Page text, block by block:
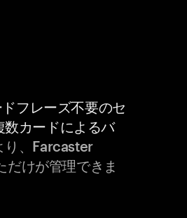
フレーズ不要のセ
カードによるバ
り、Farcaster
けが管理できま